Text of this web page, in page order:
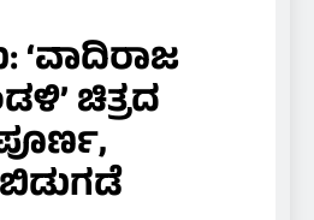
‘ವಾದಿರಾಜ
ಚಿತ್ರದ